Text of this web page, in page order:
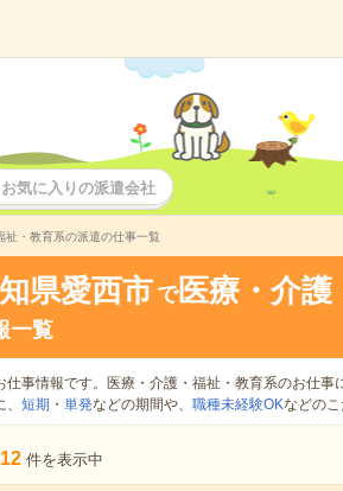
お気に入りの派遣会社
・教育系の派遣の仕事一覧
県愛西市 で医療・介護
一覧
仕事情報です。医療・介護・福祉・教育系のお仕事
短期 ・ 単発などの期間や、 職種未経験OKなどのこ
12 件を表示中